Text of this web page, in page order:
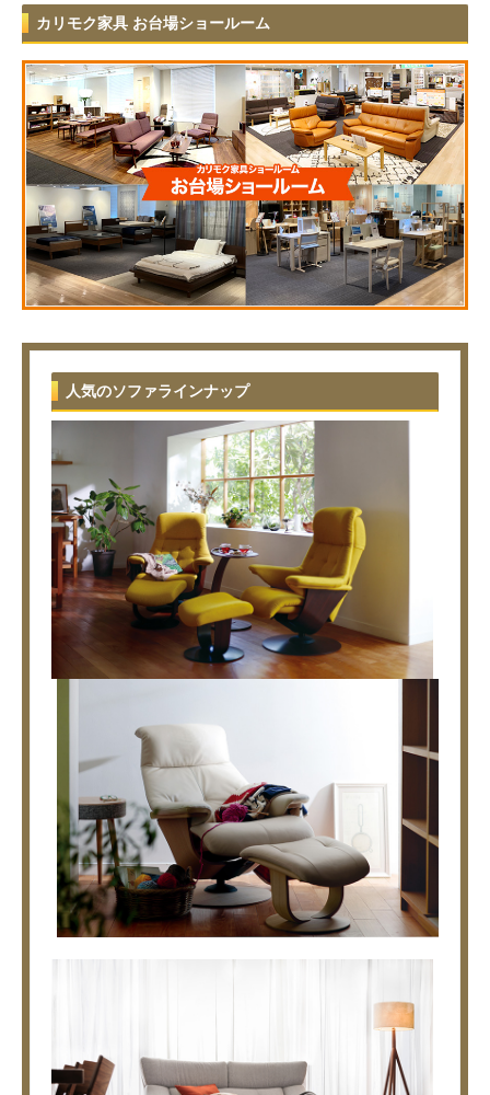
カリモク家具 お台場ショールーム
人気のソファラインナップ